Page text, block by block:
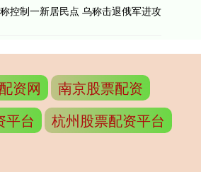
控制一新居民点 乌称击退俄军进攻
资网
南京股票配资
平台
杭州股票配资平台